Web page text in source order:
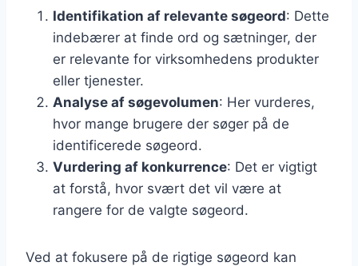
Identifikation af relevante søgeord: Dette
indebærer at finde ord og sætninger, der
er relevante for virksomhedens produkter
eller tjenester.
Analyse af søgevolumen: Her vurderes,
hvor mange brugere der søger på de
identificerede søgeord.
Vurdering af konkurrence: Det er vigtigt
at forstå, hvor svært det vil være at
rangere for de valgte søgeord.
Ved at fokusere på de rigtige søgeord kan